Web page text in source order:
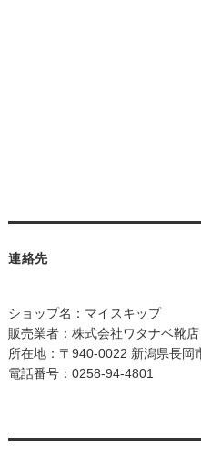
連絡先
ショップ名：マイスキップ
販売業者：株式会社ワタナベ靴店
所在地：〒940-0022 新潟県長岡
電話番号：0258-94-4801